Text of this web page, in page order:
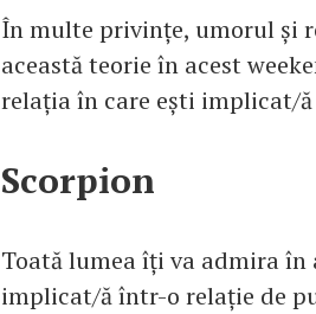
În multe privințe, umorul și
această teorie în acest
relația în care ești implicat/
Scorpion
Toată lumea îți va admira în
implicat/ă într-o relație de